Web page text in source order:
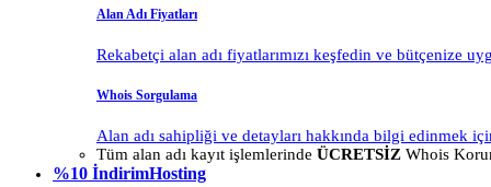
Alan Adı Fiyatları
Rekabetçi alan adı fiyatlarımızı keşfedin ve bütçenize
Whois Sorgulama
Alan adı sahipliği ve detayları hakkında bilgi edinmek
Tüm alan adı kayıt işlemlerinde ÜCRETSİZ Whois
%10 İndirimHosting